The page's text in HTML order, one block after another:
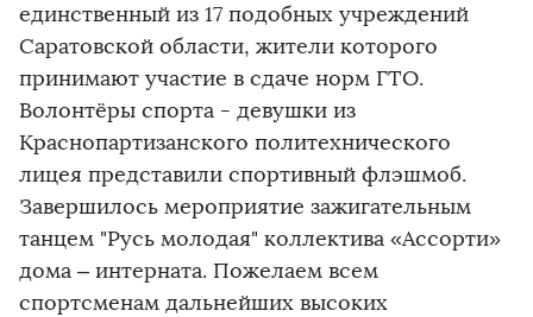
единственный из 17 подобных учреждений
Саратовской области, жители которого
принимают участие в сдаче норм ГТО.
Волонтёры спорта - девушки из
Краснопартизанского политехнического
лицея представили спортивный флэшмоб.
Завершилось мероприятие зажигательным
танцем "Русь молодая" коллектива «Ассорти»
дома – интерната. Пожелаем всем
спортсменам дальнейших высоких